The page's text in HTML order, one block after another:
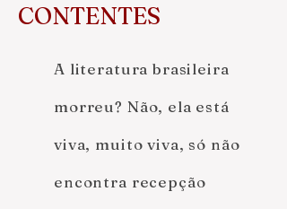
CONTENTES
A literatura brasileira
morreu? Não, ela está
viva, muito viva, só não
encontra recepção